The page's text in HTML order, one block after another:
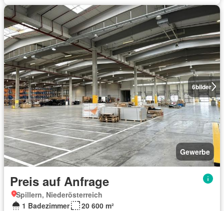
6bilder
Gewerbe
Preis auf Anfrage
Spillern, Niederösterreich
1 Badezimmer
20 600 m²